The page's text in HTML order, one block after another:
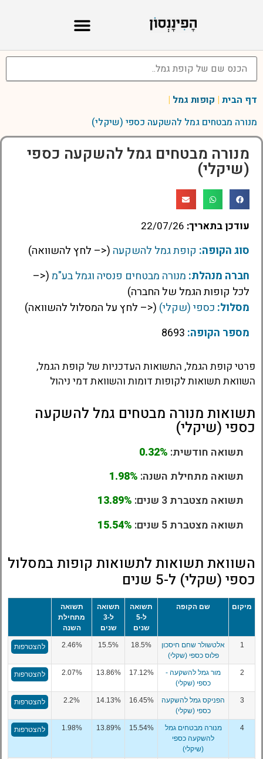
דף הבית | קופות גמל |
מנורה מבטחים גמל להשקעה כספי (שיקלי)
מנורה מבטחים גמל להשקעה כספי
(שיקלי)
עודכן בתאריך: 22/07/26
סוג הקופה: קופת גמל להשקעה (<– לחץ להשוואה)
חברה מנהלת: מנורה מבטחים פנסיה וגמל בע"מ (<–
לכל קופות הגמל של החברה)
מסלול: כספי (שקלי) (<– לחץ על המסלול להשוואה)
מספר הקופה:
פרטי קופת הגמל, התשואות העדכניות של קופת הגמל,
השוואת תשואות לקופות דומות והשוואת דמי ניהול
תשואות מנורה מבטחים גמל להשקעה
כספי (שיקלי)
תשואה חודשית: 0.32%
תשואה מתחילת השנה: 1.98%
תשואה מצטברת 3 שנים:
13.89%
תשואה מצטברת 5 שנים:
15.54%
השוואת תשואות לתשואות קופות במסלול
כספי (שקלי) ל-5 שנים
מיקום שם הקופה
תשואה
ל-5
שנים
תשואה
ל-3
שנים
תשואה
מתחילת
השנה
1
אלטשולר שחם חיסכון
פלוס כספי (שקלי)
18.5%
15.5%
2.46% להצטרפות
2
מור גמל להשקעה -
כספי (שקלי)
17.12%
13.86%
2.07% להצטרפות
3
הפניקס גמל להשקעה
כספי (שקלי)
16.45%
14.13%
2.2% להצטרפות
4
מנורה מבטחים גמל
להשקעה כספי
(שיקלי)
15.54%
13.89%
1.98% להצטרפות